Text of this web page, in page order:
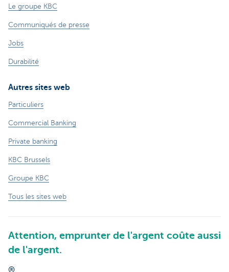
Le groupe KBC
Communiqués de presse
Jobs
Durabilité
Autres sites web
Particuliers
Commercial Banking
Private banking
KBC Brussels
Groupe KBC
Tous les sites web
Attention, emprunter de l'argent coûte aussi
de l'argent.
®